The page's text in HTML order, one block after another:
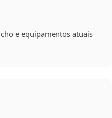
e equipamentos atuais